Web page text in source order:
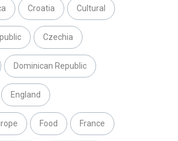
Croatia Cultural
Czechia
Dominican Republic
England
Food France